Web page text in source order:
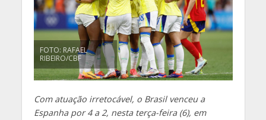
FOTO: RAFAEL
RIBEIRO/CBF
Com atuação irretocável, o Brasil venceu a
Espanha por 4 a 2, nesta terça-feira (6), em